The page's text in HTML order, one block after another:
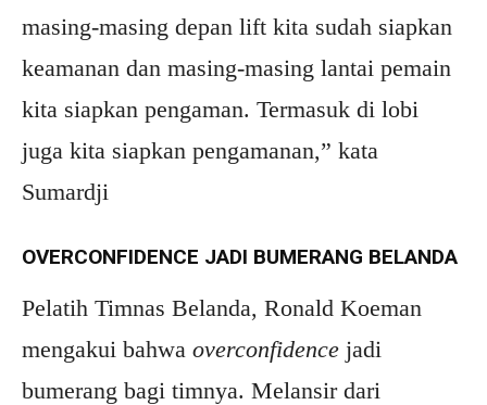
masing-masing depan lift kita sudah siapkan
keamanan dan masing-masing lantai pemain
kita siapkan pengaman. Termasuk di lobi
juga kita siapkan pengamanan,” kata
Sumardji
OVERCONFIDENCE JADI BUMERANG BELANDA
Pelatih Timnas Belanda, Ronald Koeman
mengakui bahwa overconfidence jadi
bumerang bagi timnya. Melansir dari